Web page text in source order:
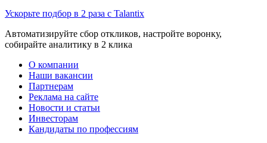
Ускорьте подбор в 2 раза с Talantix
Автоматизируйте сбор откликов, настройте воронку,
собирайте аналитику в 2 клика
О компании
Наши вакансии
Партнерам
Реклама на сайте
Новости и статьи
Инвесторам
Кандидаты по профессиям